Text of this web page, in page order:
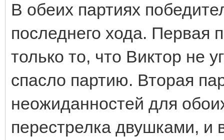
В обеих партиях
последнего хода. Первая
только то, что Виктор не
спасло партию. Вторая
неожиданностей для
перестрелка двушками, и